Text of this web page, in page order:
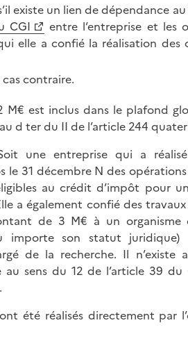
existe un lien de dépendance
CGI
entre l’entreprise et les
elle a confié la réalisation des
contraire.
M€ est inclus dans le plafond
d ter du II de l’article 244
une entreprise qui a
le 31 décembre N des
au crédit d’impôt pour
a également confié des
de 3 M€ à un organisme
importe son statut juridique)
de la recherche. Il n’existe
au sens du 12 de l’article 39 du
été réalisés directement par